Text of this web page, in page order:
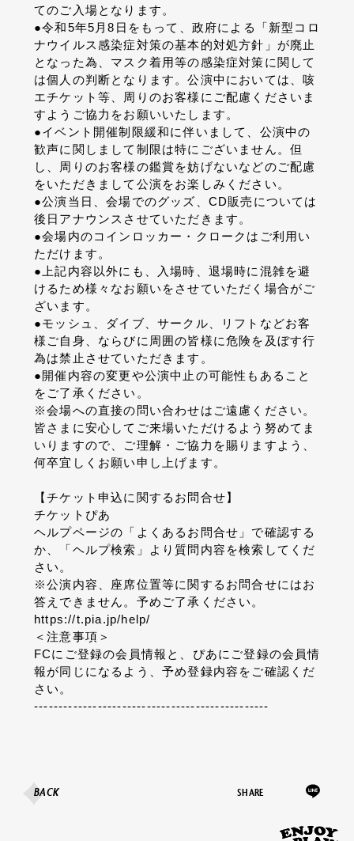
てのご入場となります。
●令和5年5 月 8 日をもって、政府による「新型コロ
ナウイルス感染症対策の基本的対処方針」が廃止
となった為、マスク着用等の感染症対策に関して
は個人の判断となります。公演中においては、咳
エチケット等、周りのお客様にご配慮くださいま
すようご協力をお願いいたします。
●イベント開催制限緩和に伴いまして、公演中の
歓声に関しまして制限は特にございません。但
し、周りのお客様の鑑賞を妨げないなどのご配慮
をいただきまして公演をお楽しみください。
●公演当日、会場でのグッズ、 CD販売については
後日アナウンスさせていただきます。
●会場内のコインロッカー・クロークはご利用い
ただけます。
●上記内容以外にも、入場時、退場時に混雑を避
けるため様々なお願いをさせていただく場合がご
ざいます。
●モッシュ、ダイブ、サークル、リフトなどお客
様ご自身、ならびに周囲の皆様に危険を及ぼす行
為は禁止させていただきます。
●開催内容の変更や公演中止の可能性もあること
をご了承ください。
※会場への直接の問い合わせはご遠慮ください。
皆さまに安心してご来場いただけるよう努めてま
いりますので、ご理解・ご協力を賜りますよう、
何卒宜しくお願い申し上げます。
【チケット申込に関するお問合せ】
チケットぴあ
ヘルプページの「よくあるお問合せ」で確認する
か、「ヘルプ検索」より質問内容を検索してくだ
さい。
※公演内容、座席位置等に関するお問合せにはお
答えできません。予めご了承ください。
https://t.pia.jp/help/
＜注意事項＞
FCにご登録の会員情報と、ぴあにご登録の会員情
報が同じになるよう、予め登録内容をご確認くだ
さい。
------------------------------------------------
SHARE
BACK